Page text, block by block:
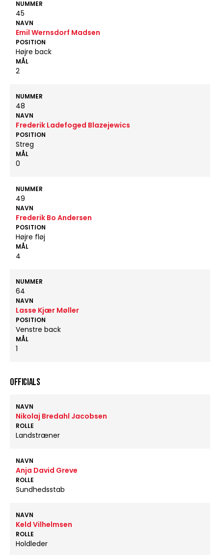
NUMMER
45
NAVN
Emil Wernsdorf Madsen
POSITION
Højre back
MÅL
2
NUMMER
48
NAVN
Frederik Ladefoged Blazejewics
POSITION
Streg
MÅL
0
NUMMER
49
NAVN
Frederik Bo Andersen
POSITION
Højre fløj
MÅL
4
NUMMER
64
NAVN
Lasse Kjær Møller
POSITION
Venstre back
MÅL
1
OFFICIALS
NAVN
Nikolaj Bredahl Jacobsen
ROLLE
Landstræner
NAVN
Anja David Greve
ROLLE
Sundhedsstab
NAVN
Keld Vilhelmsen
ROLLE
Holdleder